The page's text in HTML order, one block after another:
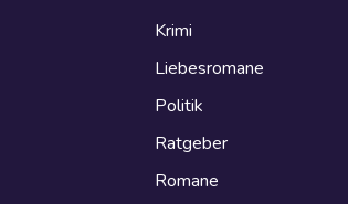
Krimi
Liebesromane
Politik
Ratgeber
Romane